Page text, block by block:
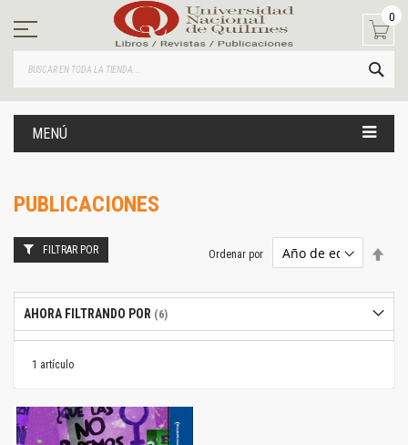
contenido
0
MENÚ
PUBLICACIONES
1 artículo
Ordenar por
FILTRAR POR
AHORA FILTRANDO POR